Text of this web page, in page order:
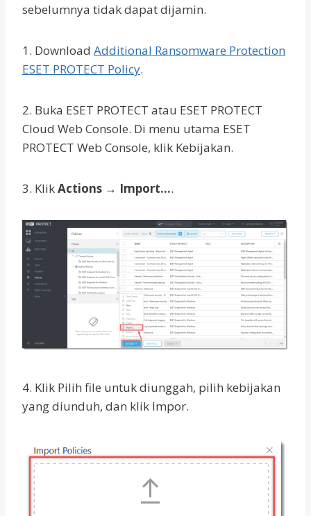
sebelumnya tidak dapat dijamin.
1. Download Additional Ransomware Protection
ESET PROTECT Policy.
2. Buka ESET PROTECT atau ESET PROTECT
Cloud Web Console. Di menu utama ESET
PROTECT Web Console, klik Kebijakan.
3. KlikActions → Import….
4. Klik Pilih file untuk diunggah, pilih kebijakan
yang diunduh, dan klik Impor.